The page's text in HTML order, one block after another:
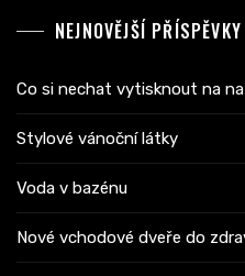
NEJNOVĚJŠÍ PŘÍSPĚVKY
Co si nechat vytisknout na
Stylové vánoční látky
Voda v bazénu
Nové vchodové dveře do